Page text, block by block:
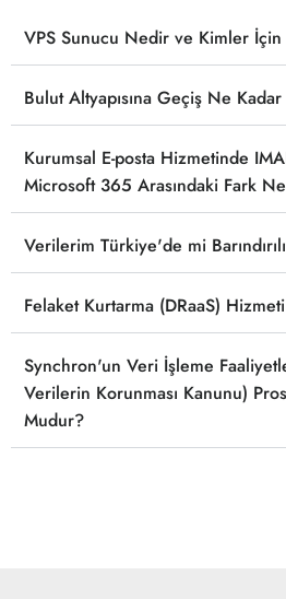
VPS Sunucu Nedir ve Kimler
Bulut Altyapısına Geçiş Ne
Kurumsal E-posta Hizmetinde
Microsoft 365 Arasındaki Fark
Verilerim Türkiye'de mi
Felaket Kurtarma (DRaaS) Hizmeti
Synchron'un Veri İşleme
Verilerin Korunması Kanunu)
Mudur?